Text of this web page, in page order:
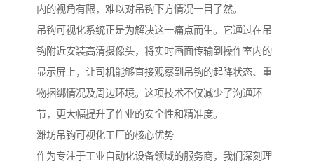
内的视角有限，难以对吊钩下方情况一目了然。
吊钩可视化系统正是为解决这一痛点而生。它通过在吊
钩附近安装高清摄像头，将实时画面传输到操作室内的
显示屏上，让司机能够直接观察到吊钩的起降状态、重
物捆绑情况及周边环境。这项技术不仅减少了沟通环
节，更大幅提升了作业的安全性和精准度。
潍坊吊钩可视化工厂的核心优势
作为专注于工业自动化设备领域的服务商，我们深刻理